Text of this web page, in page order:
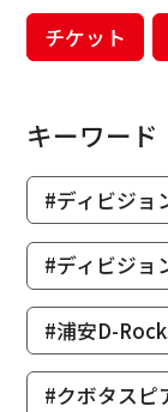
チケット
キーワード
#ディビジョ
#ディビジョ
#浦安D-
#クボタスピ